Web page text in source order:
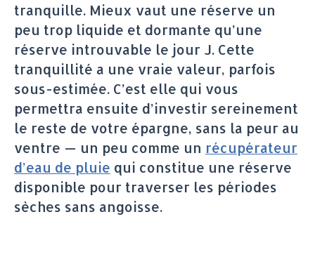
tranquille. Mieux vaut une réserve un
peu trop liquide et dormante qu’une
réserve introuvable le jour J. Cette
tranquillité a une vraie valeur, parfois
sous-estimée. C’est elle qui vous
permettra ensuite d’investir sereinement
le reste de votre épargne, sans la peur au
ventre — un peu comme un récupérateur
d’eau de pluie qui constitue une réserve
disponible pour traverser les périodes
sèches sans angoisse.